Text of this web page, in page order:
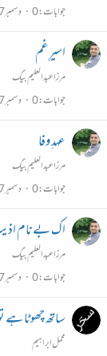
جوابات 0 دسمبر 27، 2020
اسیرِغم
مرزا عبدالعلیم بیگ
جوابات 0 دسمبر 27، 2020
عہدِ وفا
مرزا عبدالعلیم بیگ
جوابات 0 دسمبر 27، 2020
اک بےنام
مرزا عبدالعلیم بیگ
جوابات 0 دسمبر 27، 2020
ساتھ چھوٹا ہے
محمل ابراہیم